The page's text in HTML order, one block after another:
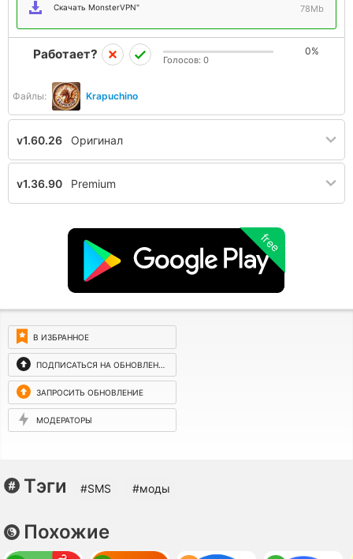
Скачать MonsterVPN" 78Mb
Файлы: Krapuchino
Работает? 0%
Голосов: 0
v1.60.26 Оригинал
v1.36.90 Premium
free
В ИЗБРАННОЕ
ПОДПИСАТЬСЯ НА ОБНОВЛЕНИЯ
ЗАПРОСИТЬ ОБНОВЛЕНИЕ
МОДЕРАТОРЫ
Тэги #SMS #моды
Похожие